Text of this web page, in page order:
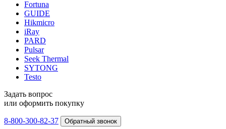
Fortuna
GUIDE
Hikmicro
iRay
PARD
Pulsar
Seek Thermal
SYTONG
Testo
Задать вопрос
или оформить покупку
8-800-300-82-37 Обратный звонок